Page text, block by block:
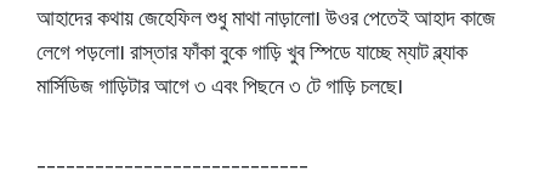
আহাদের কথায় জেহেফিল শুধু মাথা নাড়ালো। উওর পেতেই আহাদ কাজে
লেগে পড়লো। রাস্তার ফাঁকা বুকে গাড়ি খুব স্পিডে যাচ্ছে ম্যাট ব্ল্যাক
মার্সিডিজ গাড়িটার আগে ৩ এবং পিছনে ৩ টে গাড়ি চলছে।